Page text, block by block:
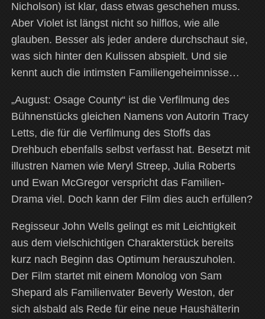
Nicholson) ist klar, dass etwas geschehen muss.
Aber Violet ist längst nicht so hilflos, wie alle
glauben. Besser als jeder andere durchschaut sie,
was sich hinter den Kulissen abspielt. Und sie
kennt auch die intimsten Familiengeheimnisse…
„August: Osage County“ ist die Verfilmung des
Bühnenstücks gleichen Namens von Autorin Tracy
Letts, die für die Verfilmung des Stoffs das
Drehbuch ebenfalls selbst verfasst hat. Besetzt mit
illustren Namen wie Meryl Streep, Julia Roberts
und Ewan McGregor verspricht das Familien-
Drama viel. Doch kann der Film dies auch erfüllen?
Regisseur John Wells gelingt es mit Leichtigkeit
aus dem vielschichtigen Charakterstück bereits
kurz nach Beginn das Optimum herauszuholen.
Der Film startet mit einem Monolog von Sam
Shepard als Familienvater Beverly Weston, der
sich alsbald als Rede für eine neue Haushälterin